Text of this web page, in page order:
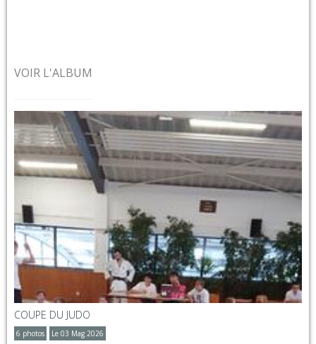
VOIR L'ALBUM
COUPE DU JUDO
6 photos Le 03 Mag 2026